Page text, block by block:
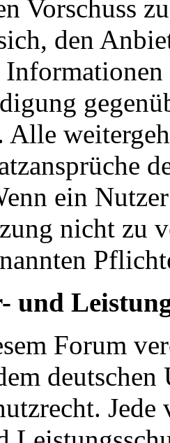
Vorschuss
den
Alle
ein
nicht zu
und
Forum
deutschen
Jede